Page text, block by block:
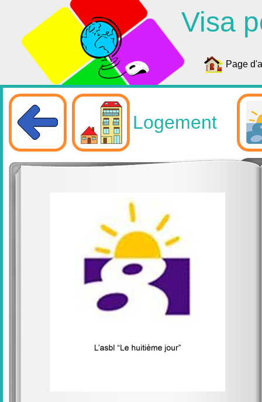
Visa
Page
Logement